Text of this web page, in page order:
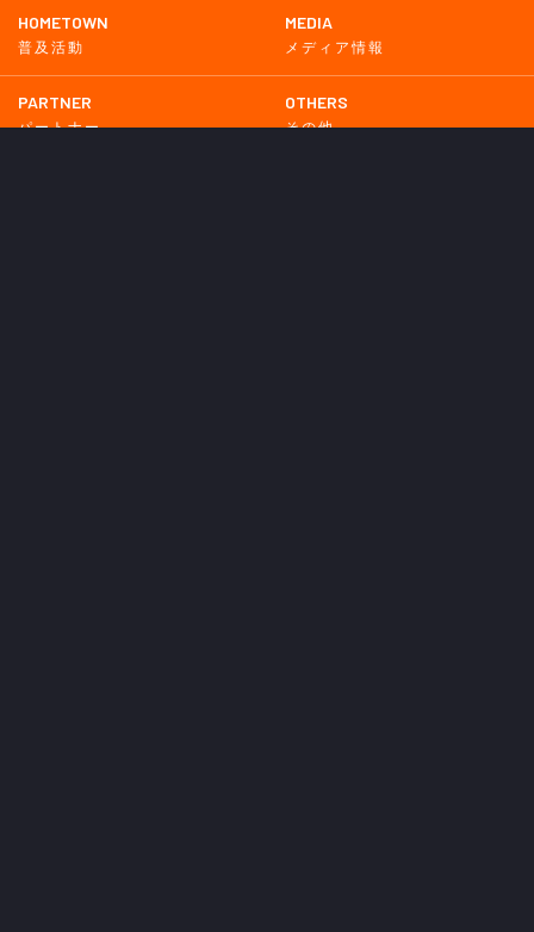
HOMETOWN
普及活動
MEDIA
メディア情報
PARTNER
パートナー
OTHERS
その他